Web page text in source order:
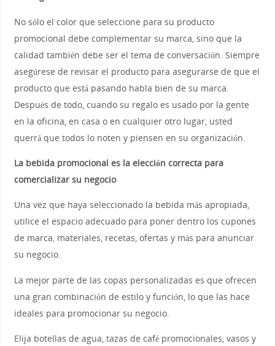
No sólo el color que seleccione para su producto
promocional debe complementar su marca, sino que la
calidad también debe ser el tema de conversación. Siempre
asegúrese de revisar el producto para asegurarse de que el
producto que está pasando habla bien de su marca.
Después de todo, cuando su regalo es usado por la gente
en la oficina, en casa o en cualquier otro lugar, usted
querrá que todos lo noten y piensen en su organización.
La bebida promocional es la elección correcta para
comercializar su negocio
Una vez que haya seleccionado la bebida más apropiada,
utilice el espacio adecuado para poner dentro los cupones
de marca, materiales, recetas, ofertas y más para anunciar
su negocio.
La mejor parte de las copas personalizadas es que ofrecen
una gran combinación de estilo y función, lo que las hace
ideales para promocionar su negocio.
Elija botellas de agua, tazas de café promocionales, vasos y